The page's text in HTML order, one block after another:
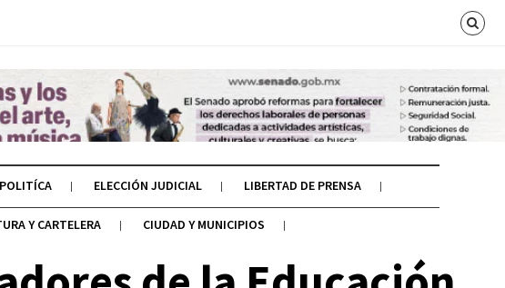
ELECCIÓN JUDICIAL LIBERTAD DE PRENSA
Y CARTELERA CIUDAD Y MUNICIPIOS